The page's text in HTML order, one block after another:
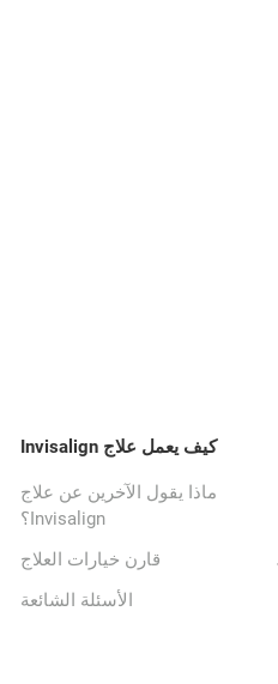
كيف يعمل علاج Invisalign
ماذا يقول الآخرين عن علاج
Invisalign؟
قارن خيارات العلاج
الأسئلة الشائعة